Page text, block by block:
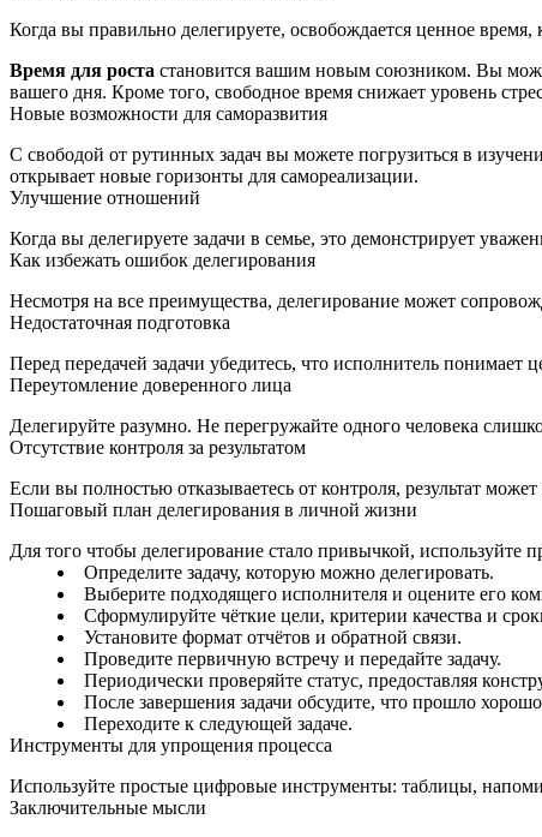
Когда вы правильно делегируете, освобождается ценное
Время для роста становится вашим новым союзником. Вы
вашего дня. Кроме того, свободное время снижает уровень
Новые возможности для саморазвития
С свободой от рутинных задач вы можете погрузиться в
открывает новые горизонты для самореализации.
Улучшение отношений
Когда вы делегируете задачи в семье, это демонстрирует
Как избежать ошибок делегирования
Несмотря на все преимущества, делегирование может
Недостаточная подготовка
Перед передачей задачи убедитесь, что исполнитель
Переутомление доверенного лица
Делегируйте разумно. Не перегружайте одного человека
Отсутствие контроля за результатом
Если вы полностью отказываетесь от контроля, результат
Пошаговый план делегирования в личной жизни
Для того чтобы делегирование стало привычкой, используйте
Определите задачу, которую можно делегировать.
Выберите подходящего исполнителя и оцените его
Сформулируйте чёткие цели, критерии качества и
Установите формат отчётов и обратной связи.
Проведите первичную встречу и передайте задачу.
Периодически проверяйте статус, предоставляя
После завершения задачи обсудите, что прошло
Переходите к следующей задаче.
Инструменты для упрощения процесса
Используйте простые цифровые инструменты: таблицы,
Заключительные мысли